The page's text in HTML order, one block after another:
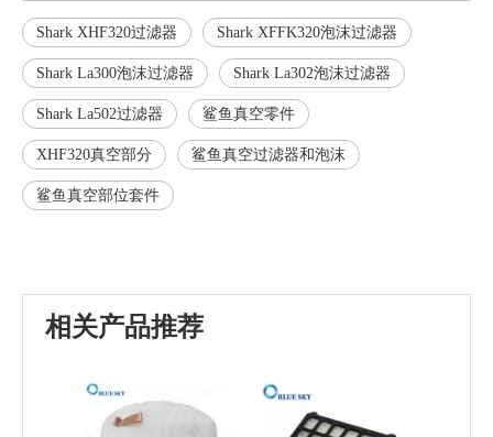
Shark XHF320过滤器 Shark XFFK320泡沫过滤器
Shark La300泡沫过滤器 Shark La302泡沫过滤器
Shark La502过滤器 鲨鱼真空零件
XHF320真空部分 鲨鱼真空过滤器和泡沫
鲨鱼真空部位套件
相关产品推荐